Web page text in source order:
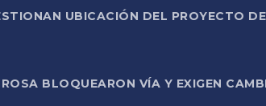
UBICACIÓN DEL PROYECTO
BLOQUEARON VÍA Y EXIGEN